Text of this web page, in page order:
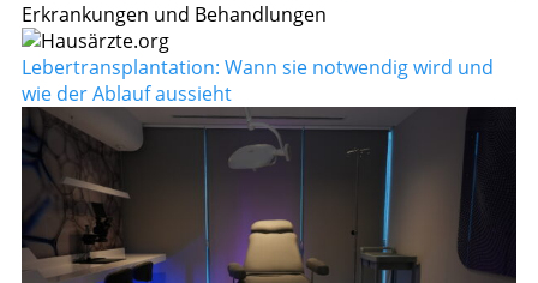
Erkrankungen und Behandlungen
Lebertransplantation: Wann sie notwendig wird und
wie der Ablauf aussieht